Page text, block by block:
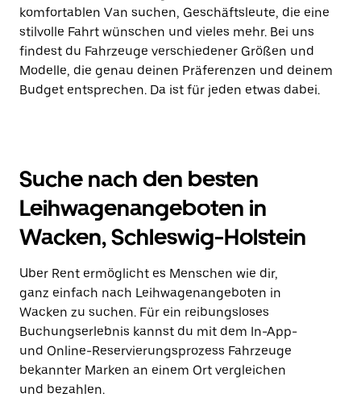
komfortablen Van suchen, Geschäftsleute, die eine
stilvolle Fahrt wünschen und vieles mehr. Bei uns
findest du Fahrzeuge verschiedener Größen und
Modelle, die genau deinen Präferenzen und deinem
Budget entsprechen. Da ist für jeden etwas dabei.
Suche nach den besten
Leihwagenangeboten in
Wacken, Schleswig-Holstein
Uber Rent ermöglicht es Menschen wie dir,
ganz einfach nach Leihwagenangeboten in
Wacken zu suchen. Für ein reibungsloses
Buchungserlebnis kannst du mit dem In-App-
und Online-Reservierungsprozess Fahrzeuge
bekannter Marken an einem Ort vergleichen
und bezahlen.